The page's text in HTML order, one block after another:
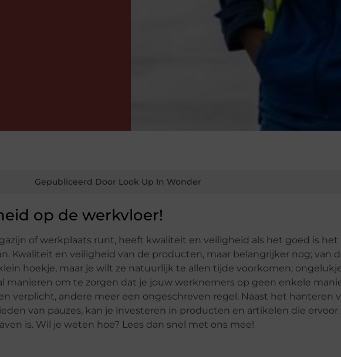
Gepubliceerd Door Look Up In Wonder
op de werkvloer!
of werkplaats runt, heeft kwaliteit en veiligheid als het goed is het
Kwaliteit en veiligheid van de producten, maar belangrijker nog; van
hoekje, maar je wilt ze natuurlijk te allen tijde voorkomen;
manieren om te zorgen dat je jouw werknemers op geen enkele
verplicht, andere meer een ongeschreven regel. Naast het hanteren
van pauzes, kan je investeren in producten en artikelen die ervoor
is. Wil je weten hoe? Lees dan snel met ons mee!